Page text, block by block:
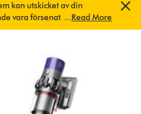
kan utskicket av din
vara försenat. Vi arbetar
behöver inte göra någonting.
...Read More